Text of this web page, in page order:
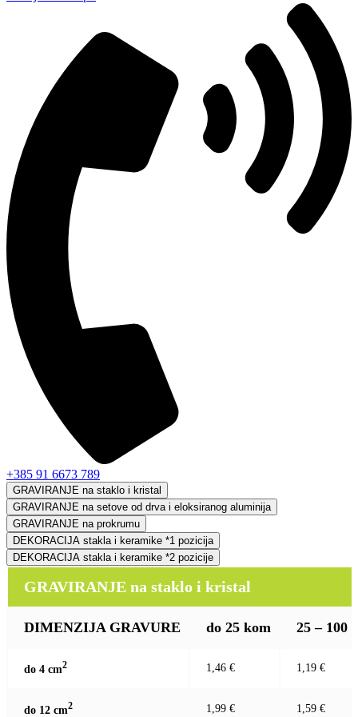
+385 91 6673 789
GRAVIRANJE na staklo i kristal
GRAVIRANJE na setove od drva i eloksiranog aluminija
GRAVIRANJE na prokrumu
DEKORACIJA stakla i keramike *1 pozicija
DEKORACIJA stakla i keramike *2 pozicije
GRAVIRANJE na staklo i kristal
DIMENZIJA GRAVURE do 25 kom 25 – 100
do 4 cm2 1,46 € 1,19 €
do 12 cm2 1,99 € 1,59 €